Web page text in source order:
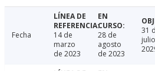
Fecha
14 de
marzo
de 2023
28 de
agosto
de 2023
31